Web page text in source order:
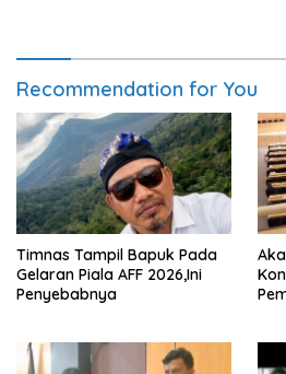
Recommendation for You
Timnas Tampil Bapuk Pada
Gelaran Piala AFF 2026,Ini
Penyebabnya